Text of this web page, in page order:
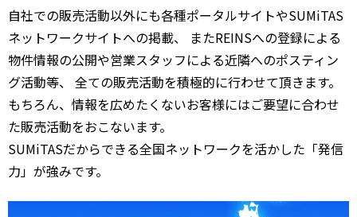
自社での販売活動以外にも各種ポータルサイトやSUMiTAS
ネットワークサイトへの掲載、 またREINSへの登録による
物件情報の公開や営業スタッフによる近隣へのポスティン
グ活動等、 全ての販売活動を積極的に行わせて頂きます。
もちろん、情報を広めたくないお客様にはご要望に合わせ
た販売活動をおこないます。
SUMiTASだからできる全国ネットワークを活かした「発信
力」が強みです。